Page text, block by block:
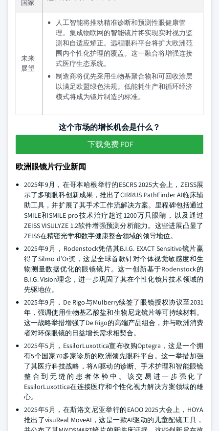
国家
未来
展望
人工智能将推动精准诊断和预测性眼健康管
理。集成物联网的智能镜片将实现实时视力监
测和自适应矫正。远程眼科平台将扩大欧洲范
围内个性化护理的覆盖。这一融合将增强连接
式医疗生态系统。
制造商将优先采用生物基聚合物和可回收涂层
以满足欧盟绿色法规。低能耗生产和循环经济
模式将成为镜片制造的标准。
这个市场的增长机会是什么？
下载免费 PDF
欧洲眼镜片行业新闻
2025年9月，在哥本哈根举行的ESCRS 2025大会上，ZEISS展
示了多项眼科创新成果，推出了CIRRUS PathFinder AI临床辅
助工具，并扩展了其手术工作流解决方案。里程碑包括通过
SMILE和SMILE pro技术治疗超过1200万只眼睛，以及通过
ZEISS VISULYZE 1.2软件增强预测分析能力。这些进展凸显了
ZEISS在精密光学和数字健康整合领域的领导地位。
2025年9月，Rodenstock凭借其B.I.G. EXACT Sensitive镜片赢
得了Silmo d’Or奖，这是全球首款针对个体视觉敏感度和生
物测量数据优化的眼镜镜片。这一创新基于Rodenstock的
B.I.G. Vision理念，进一步巩固了其在个性化镜片技术领域的
先驱地位。
2025年9月，De Rigo与Mulberry续签了眼镜授权协议至2031
年，强调使用生物基乙酸盐和生物尼龙镜片等可持续材料。
这一战略举措增强了De Rigo的高端产品组合，并与欧洲消费
者对环保眼镜的日益增长需求相契合。
2025年5月，EssilorLuxottica宣布收购Optegra，这是一个拥
有5个国家70多家诊所的欧洲领先眼科平台。这一举措加强
了其医疗科技战略，将AI驱动的诊断、手术护理和智能眼镜
整合到无缝的患者体验中。该交易进一步强化了
EssilorLuxottica在连接医疗和个性化视力解决方案领域的雄
心。
2025年5月，在斯洛文尼亚举行的EAOO 2025大会上，HOYA
推出了visuReal MoveAI，这是一款AI驱动的儿童配镜工具，